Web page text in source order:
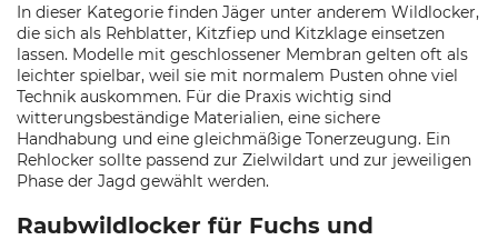
In dieser Kategorie finden Jäger unter anderem Wildlocker,
die sich als Rehblatter, Kitzfiep und Kitzklage einsetzen
lassen. Modelle mit geschlossener Membran gelten oft als
leichter spielbar, weil sie mit normalem Pusten ohne viel
Technik auskommen. Für die Praxis wichtig sind
witterungsbeständige Materialien, eine sichere
Handhabung und eine gleichmäßige Tonerzeugung. Ein
Rehlocker sollte passend zur Zielwildart und zur jeweiligen
Phase der Jagd gewählt werden.
Raubwildlocker für Fuchs und